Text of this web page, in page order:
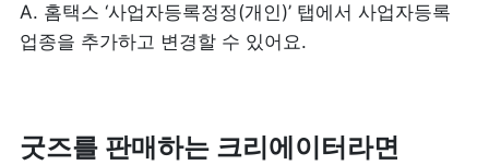
A. 홈택스 ‘사업자등록정정(개인)’ 탭에서 사업자등록
업종을 추가하고 변경할 수 있어요.
굿즈를 판매하는 크리에이터라면